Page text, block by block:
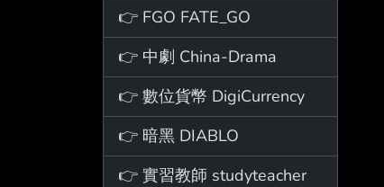
👉 FGO FATE_GO
👉 中劇 China-Drama
👉 數位貨幣 DigiCurrency
👉 暗黑 DIABLO
👉 實習教師 studyteacher